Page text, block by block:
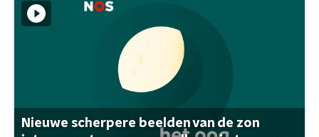
Nieuwe scherpere beelden van de zon